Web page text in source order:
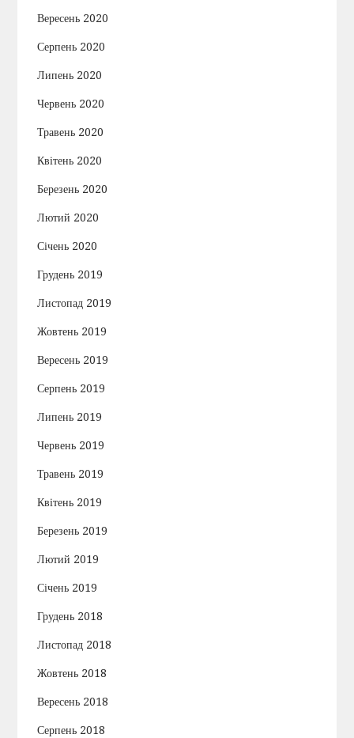
Вересень 2020
Серпень 2020
Липень 2020
Червень 2020
Травень 2020
Квітень 2020
Березень 2020
Лютий 2020
Січень 2020
Грудень 2019
Листопад 2019
Жовтень 2019
Вересень 2019
Серпень 2019
Липень 2019
Червень 2019
Травень 2019
Квітень 2019
Березень 2019
Лютий 2019
Січень 2019
Грудень 2018
Листопад 2018
Жовтень 2018
Вересень 2018
Серпень 2018